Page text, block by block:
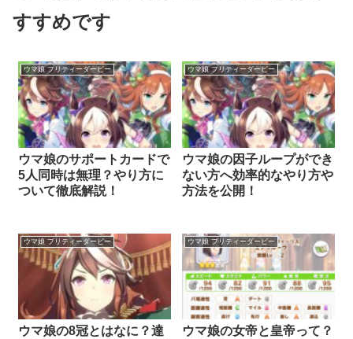
すすめです
ウマ娘 プリティーダービー
ウマ娘のサポートカードで
5人同時は無理？やり方に
ついて徹底解説！
ウマ娘 プリティーダービー
ウマ娘の因子ループができ
ない方へ効率的なやり方や
方法を公開！
ウマ娘 プリティーダービー
ウマ娘の8冠とはなに？達
ウマ娘 プリティーダービー
ウマ娘の女帝と皇帝って？